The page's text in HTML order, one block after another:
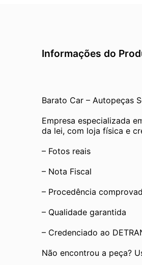
Informações do
Barato Car – Autopeças
Empresa especializada
da lei, com loja física e
– Fotos reais
– Nota Fiscal
– Procedência
– Qualidade garantida
– Credenciado ao
Não encontrou a peça?